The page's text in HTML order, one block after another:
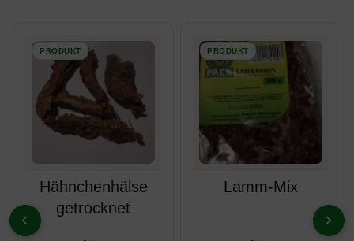
ZURÜCK
Hähnchenhälse
getrocknet
Lamm-Mix
VOR